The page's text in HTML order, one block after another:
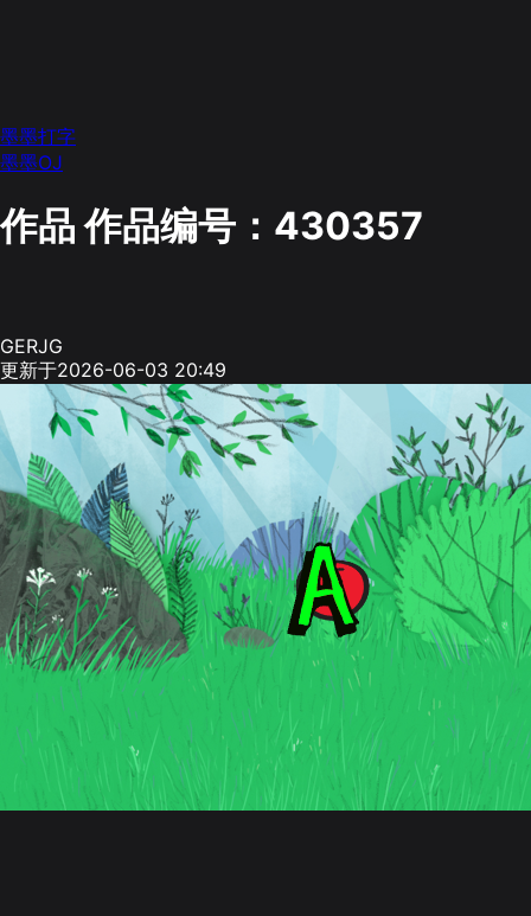
墨墨打字
墨墨OJ
作品作品编号：430357
GERJG
更新于2026-06-03 20:49